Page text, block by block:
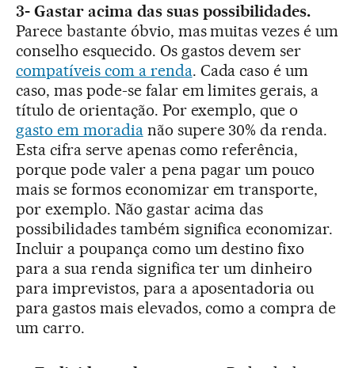
3- Gastar acima das suas possibilidades.
Parece bastante óbvio, mas muitas vezes é um
conselho esquecido. Os gastos devem ser
compatíveis com a renda. Cada caso é um
caso, mas pode-se falar em limites gerais, a
título de orientação. Por exemplo, que o
gasto em moradianão supere 30% da renda.
Esta cifra serve apenas como referência,
porque pode valer a pena pagar um pouco
mais se formos economizar em transporte,
por exemplo. Não gastar acima das
possibilidades também significa economizar.
Incluir a poupança como um destino fixo
para a sua renda significa ter um dinheiro
para imprevistos, para a aposentadoria ou
para gastos mais elevados, como a compra de
um carro.